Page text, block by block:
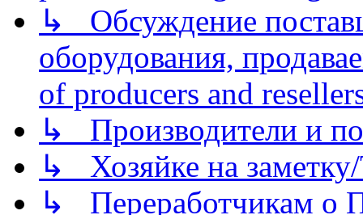
↳ Обсуждение
оборудования,
of producers and
↳ Производители и
↳ Хозяйке на
↳ Переработчикам о